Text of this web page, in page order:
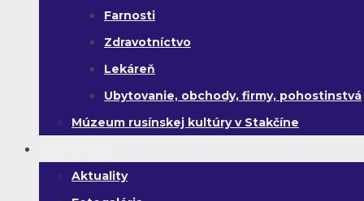
Farnosti
Zdravotníctvo
Lekáreň
Ubytovanie, obchody, firmy, pohostinstvá
Múzeum rusínskej kultúry v Stakčíne
Aktuality